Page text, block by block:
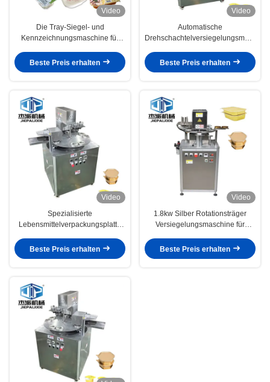
Video
Die Tray-Siegel- und
Kennzeichnungsmaschine für
und Dicksalzbehälter
Beste Preis erhalten
Video
Automatische
Drehschachtelversiegelungsmaschine
Snacks Kunststoffspeisen
Beste Preis erhalten
Video
Spezialisierte
Lebensmittelverpackungsplatte
Cup Käse-Platte
Beste Preis erhalten
Video
1.8kw Silber Rotationsträger
Versiegelungsmaschine für
Lebensmittelverpackungen
Beste Preis erhalten